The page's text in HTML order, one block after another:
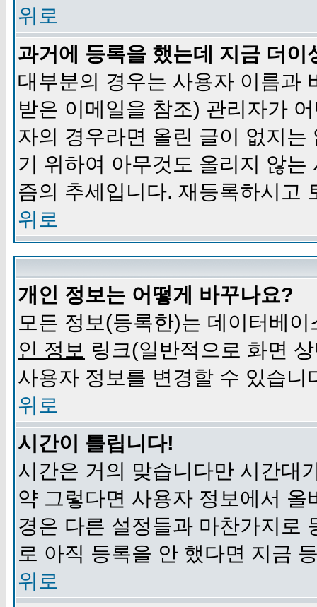
위로
과거에 등록을 했는데 지금 더
대부분의 경우는 사용자 이름과
받은 이메일을 참조) 관리자가
자의 경우라면 올린 글이 없지
기 위하여 아무것도 올리지 않
즘의 추세입니다. 재등록하시고
위로
개인 정보는 어떻게 바꾸나요?
모든 정보(등록한)는 데이터베
인 정보 링크(일반적으로 화면
사용자 정보를 변경할 수 있습니
위로
시간이 틀립니다!
시간은 거의 맞습니다만 시간대
약 그렇다면 사용자 정보에서
경은 다른 설정들과 마찬가지로
로 아직 등록을 안 했다면 지금
위로